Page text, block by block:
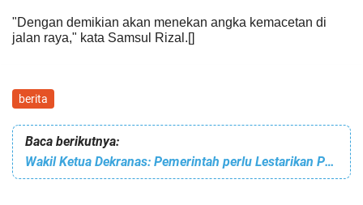
"Dengan demikian akan menekan angka kemacetan di
jalan raya," kata Samsul Rizal.[]
berita
Baca berikutnya:
Wakil Ketua Dekranas: Pemerintah perlu Lestarikan Produk Kerajinan Khas Aceh